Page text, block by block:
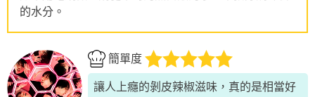
的水分。
簡單度
讓人上癮的剝皮辣椒滋味，真的是相當好